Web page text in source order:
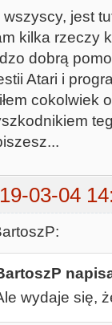
wszyscy, jest
kilka rzeczy
dobrą
Atari i
cokolwiek
03-04
wydaje się,